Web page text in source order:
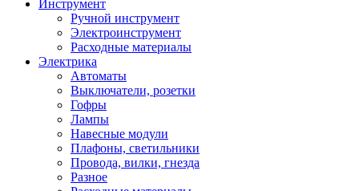
Инструмент
Ручной инструмент
Электроинструмент
Расходные материалы
Электрика
Автоматы
Выключатели, розетки
Гофры
Лампы
Навесные модули
Плафоны, светильники
Провода, вилки, гнезда
Разное